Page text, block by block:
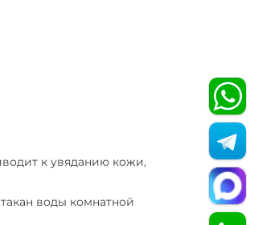
к увяданию кожи,
воды комнатной